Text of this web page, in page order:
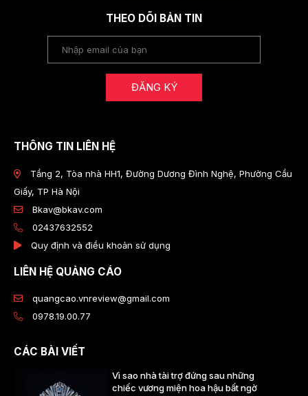
THEO DÕI BẢN TIN
ĐĂNG KÝ
THÔNG TIN LIÊN HỆ
Tầng 2, Tòa nhà HH1, Đường Dương Đình Nghệ, Phường Cầu
Giấy, TP Hà Nội
Bkav@bkav.com
02437632552
Quy định và điều khoản sử dụng
LIÊN HỆ QUẢNG CÁO
quangcao.vnreview@gmail.com
0978.19.00.77
CÁC BÀI VIẾT
Vì sao nhà tài trợ đứng sau những
chiếc vương miện hoa hậu bất ngờ